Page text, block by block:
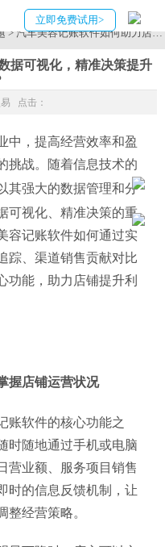
立即免费试用>
> 汽车美容记账软件如何助力店
据可视化，精准决策提升
点击：
中，提高经营效率和盈
挑战。随着信息技术的
其强大的数据管理和分
可视化、精准决策的重
容记账软件如何通过实
踪、渠道销售贡献对比
功能，助力店铺提升利
握店铺运营状况
账软件的核心功能之
时随地通过手机或电脑
营业额、服务项目销售
时的信息反馈机制，让
整经营策略。